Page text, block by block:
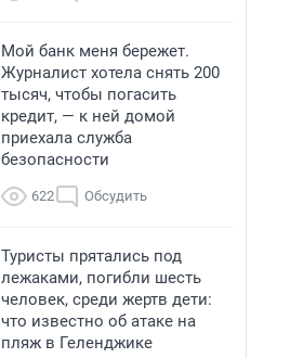
Мой банк меня бережет.
Журналист хотела снять 200
тысяч, чтобы погасить
кредит, — к ней домой
приехала служба
безопасности
622 Обсудить
Туристы прятались под
лежаками, погибли шесть
человек, среди жертв дети:
что известно об атаке на
пляж в Геленджике